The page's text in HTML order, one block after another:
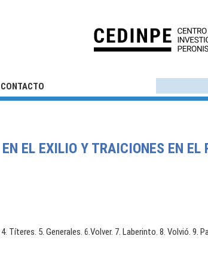
CONTACTO
EL EXILIO Y TRAICIONES EN EL
Títeres. 5. Generales. 6.Volver. 7. Laberinto. 8. Volvió. 9.